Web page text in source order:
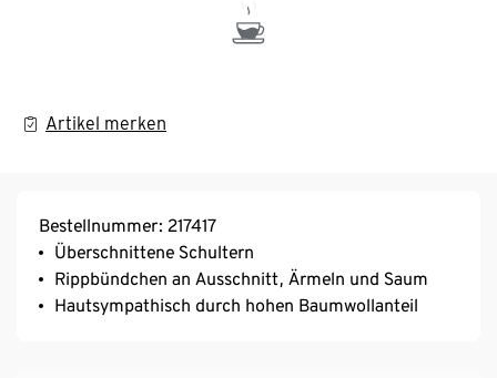
Artikel merken
Bestellnummer: 217417
Überschnittene Schultern
Rippbündchen an Ausschnitt, Ärmeln und Saum
Hautsympathisch durch hohen Baumwollanteil